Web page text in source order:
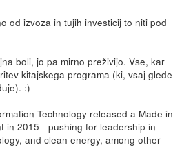
od izvoza in tujih investicij to niti pod
boli, jo pa mirno preživijo. Vse, kar
kitajskega programa (ki, vsaj glede
:)
Technology released a Made in
in 2015 - pushing for leadership in
and clean energy, among other